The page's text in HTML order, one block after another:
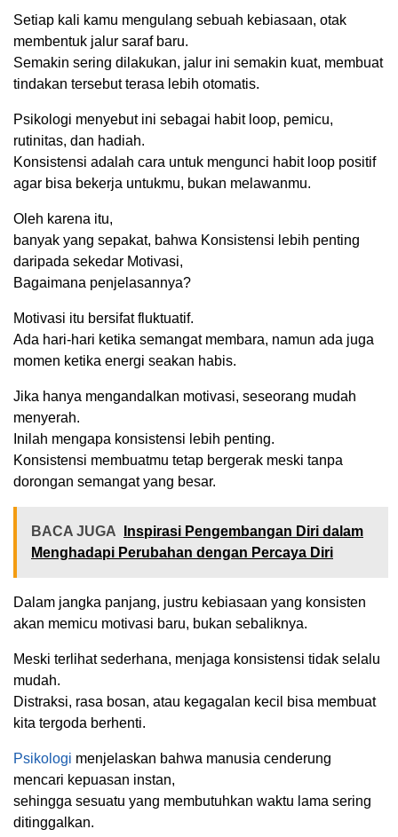
Setiap kali kamu mengulang sebuah kebiasaan, otak
membentuk jalur saraf baru.
Semakin sering dilakukan, jalur ini semakin kuat, membuat
tindakan tersebut terasa lebih otomatis.
Psikologi menyebut ini sebagai habit loop, pemicu,
rutinitas, dan hadiah.
Konsistensi adalah cara untuk mengunci habit loop positif
agar bisa bekerja untukmu, bukan melawanmu.
Oleh karena itu,
banyak yang sepakat, bahwa Konsistensi lebih penting
daripada sekedar Motivasi,
Bagaimana penjelasannya?
Motivasi itu bersifat fluktuatif.
Ada hari-hari ketika semangat membara, namun ada juga
momen ketika energi seakan habis.
Jika hanya mengandalkan motivasi, seseorang mudah
menyerah.
Inilah mengapa konsistensi lebih penting.
Konsistensi membuatmu tetap bergerak meski tanpa
dorongan semangat yang besar.
BACA JUGA
Inspirasi Pengembangan Diri dalam
Menghadapi Perubahan dengan Percaya Diri
Dalam jangka panjang, justru kebiasaan yang konsisten
akan memicu motivasi baru, bukan sebaliknya.
Meski terlihat sederhana, menjaga konsistensi tidak selalu
mudah.
Distraksi, rasa bosan, atau kegagalan kecil bisa membuat
kita tergoda berhenti.
Psikologi menjelaskan bahwa manusia cenderung
mencari kepuasan instan,
sehingga sesuatu yang membutuhkan waktu lama sering
ditinggalkan.